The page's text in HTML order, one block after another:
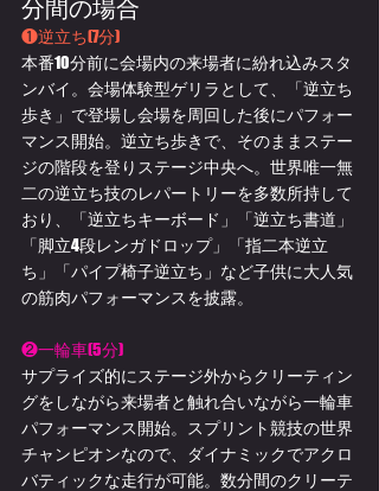
分間の場合
❶逆立ち(7分)
本番10分前に会場内の来場者に紛れ込みスタ
ンバイ。会場体験型ゲリラとして、「逆立ち
歩き」で登場し会場を周回した後にパフォー
マンス開始。逆立ち歩きで、そのままステー
ジの階段を登りステージ中央へ。世界唯一無
二の逆立ち技のレパートリーを多数所持して
おり、「逆立ちキーボード」「逆立ち書道」
「脚立4段レンガドロップ」「指二本逆立
ち」「パイプ椅子逆立ち」など子供に大人気
の筋肉パフォーマンスを披露。
❷一輪車(5分)
サプライズ的にステージ外からクリーティン
グをしながら来場者と触れ合いながら一輪車
パフォーマンス開始。スプリント競技の世界
チャンピオンなので、ダイナミックでアクロ
バティックな走行が可能。数分間のクリーテ